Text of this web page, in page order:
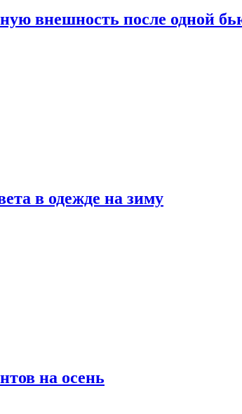
внешность после одной
в одежде на зиму
на осень